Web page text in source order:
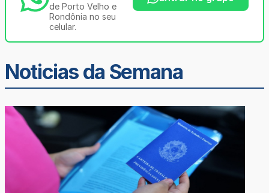
de Porto Velho e
Rondônia no seu
celular.
Noticias da Semana